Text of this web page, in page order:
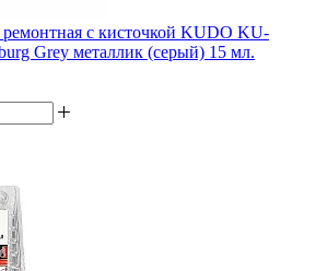
с кисточкой KUDO KU-
Grey металлик (серый) 15 мл.